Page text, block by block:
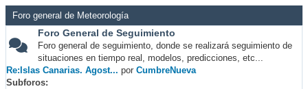
Foro general de Meteorología
Foro General de Seguimiento
Foro general de seguimiento, donde se realizará seguimiento de
situaciones en tiempo real, modelos, predicciones, etc...
Re:Islas Canarias. Agost... por CumbreNueva
Subforos